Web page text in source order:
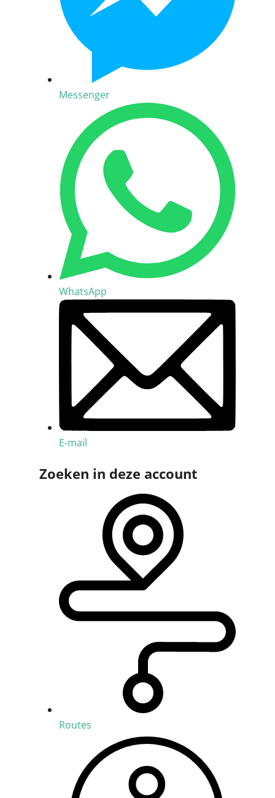
Messenger
WhatsApp
E-mail
Zoeken in deze account
Routes